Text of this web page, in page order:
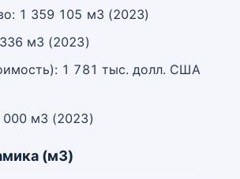
1 359 105 м3 (2023)
м3 (2023)
1 781 тыс. долл. США
м3 (2023)
(м3)